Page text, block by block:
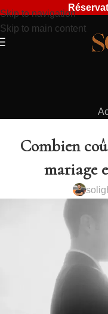
Skip to navigation
Skip to main content
Combien
mariage